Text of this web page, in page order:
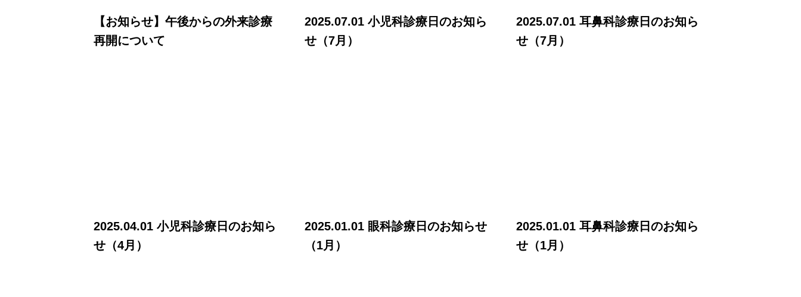
【お知らせ】午後からの外来診療
再開について
2025.07.01 小児科診療日のお知ら
せ（7月）
2025.07.01 耳鼻科診療日のお知ら
せ（7月）
2025.04.01 小児科診療日のお知ら
せ（4月）
2025.01.01 眼科診療日のお知らせ
（1月）
2025.01.01 耳鼻科診療日のお知ら
せ（1月）